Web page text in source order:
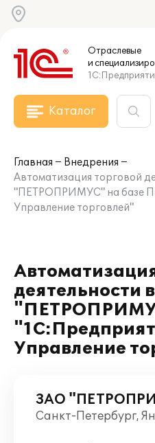
Отраслевые
и
Каталог
Главная
Внедрения
Автоматизация торговой
"ПЕТРОПРИМУС" на базе
Управление торговлей"
деятельности
Управление
ЗАО
Санкт-Петербург,